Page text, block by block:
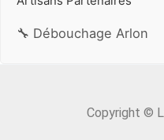
🔧 Débouchage Arlon
Copyright ©